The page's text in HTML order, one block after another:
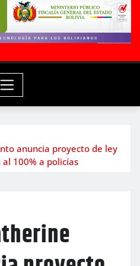
anuncia proyecto de ley
100% a policías